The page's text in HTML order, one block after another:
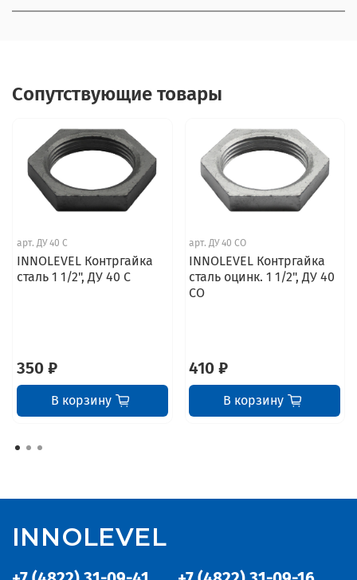
Сопутствующие товары
арт. ДУ 40 С
INNOLEVEL Контргайка
сталь 1 1/2", ДУ 40 С
350 ₽
В корзину
арт.ДУ 40 СО
INNOLEVEL Контргайка
сталь оцинк. 1 1/2", ДУ 40
СО
410 ₽
В корзину
INNOLEVEL